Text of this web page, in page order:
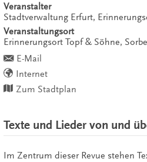
Veranstalter
Stadtverwaltung Erfurt,
Veranstaltungsort
Erinnerungsort Topf & Söhne,
E-Mail
Internet
Zum Stadtplan
Texte und Lieder von und
Im Zentrum dieser Revue stehen